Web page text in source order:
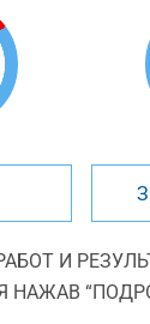
И
НАЖАВ